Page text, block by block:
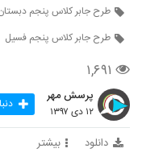
طرح جابر کلاس پنجم
طرح جابر کلاس پنجم فسیل
۱,۶۹۱
پرسش مهر
۱۲ دی ۱۳۹۷
دانلود بیشتر